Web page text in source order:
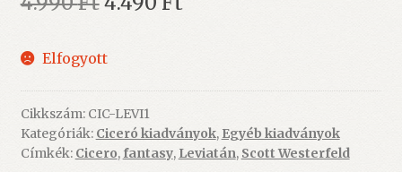
was:
4.990 Ft.4.490 Ft.
Elfogyott
Cikkszám: CIC-LEVI1
Kategóriák: Ciceró kiadványok, Egyéb kiadványok
Címkék: Cicero, fantasy, Leviatán, Scott Westerfeld